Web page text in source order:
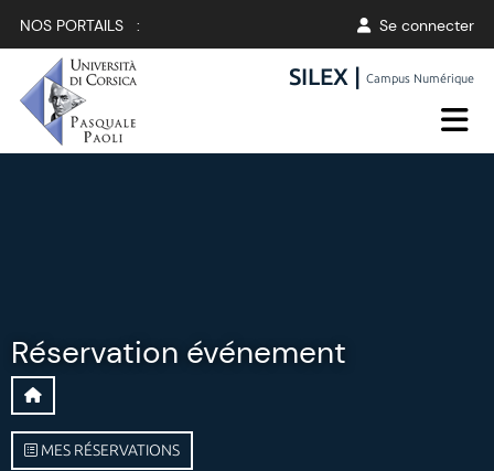
NOS PORTAILS : Se connecter
SILEX |Campus Numérique
Réservation événement
MES RÉSERVATIONS